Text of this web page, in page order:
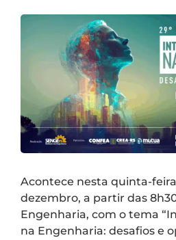
Acontece nesta quinta-
dezembro, a partir das
Engenharia, com o tema
na Engenharia: desafios e